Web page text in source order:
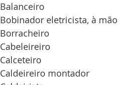
Balanceiro
Bobinador eletricista, à mão
Borracheiro
Cabeleireiro
Calceteiro
Caldeireiro montador